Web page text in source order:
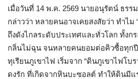
เมื่อวันที่ 14 พ.ค. 2569 นายอนุรัตน์ ธรร
กล่าวว่า หลายคนอาจเคยสงสัยว่า ทำไม
ถึงดังไกลระดับประเทศและทั่วโลก ทั้ง
กลิ่นไม่ฉุน จนหลายคนยอมต่อคิวซื้อทุก
ทุเรียนภูเขาไฟ เริ่มจาก “ดินภูเขาไฟโบ
ดงรัก ที่เกิดจากหินบะซอลต์ ทำให้ดินมีแ